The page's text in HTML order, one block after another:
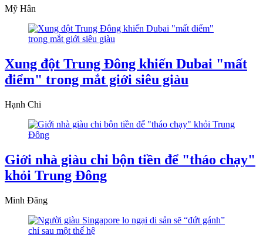
Mỹ Hân
Xung đột Trung Đông khiến Dubai "mất
điểm" trong mắt giới siêu giàu
Hạnh Chi
Giới nhà giàu chi bộn tiền để "tháo chạy"
khỏi Trung Đông
Minh Đăng